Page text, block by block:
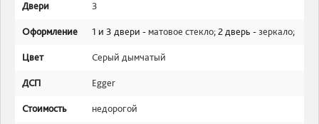
Двери 3
Оформление 1 и 3 двери - матовое стекло; 2 дверь -зеркало;
Цвет Серый дымчатый
ДСП Egger
Стоимость недорогой